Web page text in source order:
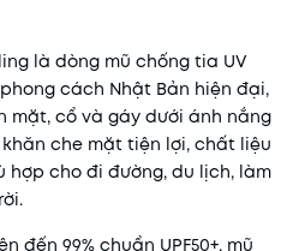
là dòng mũ chống tia UV
cách Nhật Bản hiện đại,
mặt, cổ và gáy dưới ánh nắng
che mặt tiện lợi, chất liệu
hợp cho đi đường, du lịch, làm
đến 99% chuẩn UPF50+, mũ